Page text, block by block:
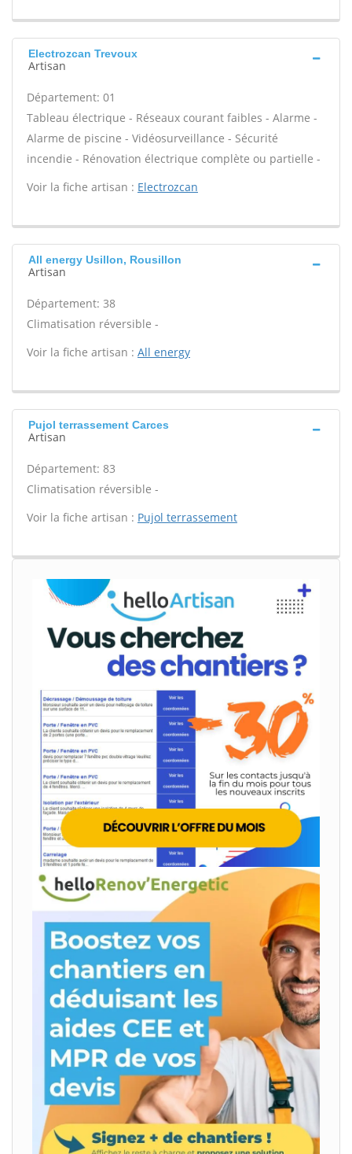
Electrozcan Trevoux
Artisan
Département: 01
Tableau électrique - Réseaux courant faibles - Alarme -
Alarme de piscine - Vidéosurveillance - Sécurité
incendie - Rénovation électrique complète ou partielle -
Voir la fiche artisan : Electrozcan
All energy Usillon, Rousillon
Artisan
Département: 38
Climatisation réversible -
Voir la fiche artisan : All energy
Pujol terrassement Carces
Artisan
Département: 83
Climatisation réversible -
Voir la fiche artisan : Pujol terrassement